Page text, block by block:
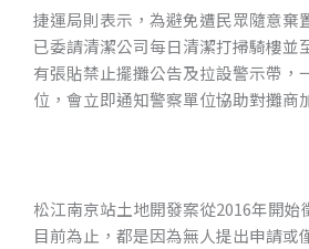
捷運局則表示，為避免遭民眾隨意棄
已委請清潔公司每日清潔打掃騎樓並
有張貼禁止擺攤公告及拉設警示帶，
位，會立即通知警察單位協助對攤商
松江南京站土地開發案從2016年開始
目前為止，都是因為無人提出申請或